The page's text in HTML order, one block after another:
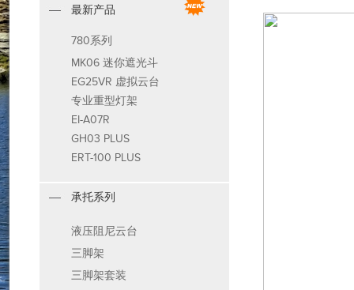
最新产品
780系列
MK06 迷你遮光斗
EG25VR 虚拟云台
专业重型灯架
EI-A07R
GH03 PLUS
ERT-100 PLUS
承托系列
液压阻尼云台
三脚架
三脚架套装